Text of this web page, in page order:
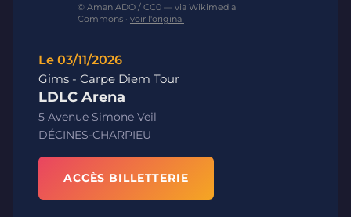
© Aman ADO / CC0 — via Wikimedia
Commons · voir l'original
Le 03/11/2026
Gims - Carpe Diem Tour
LDLC Arena
5 Avenue Simone Veil
DÉCINES-CHARPIEU
ACCÈS BILLETTERIE